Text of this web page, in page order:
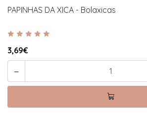
PAPINHAS DA XICA - Bolaxicas
3,69€
-